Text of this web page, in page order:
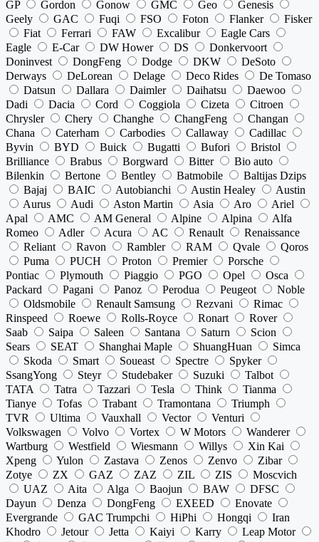
GP
Gordon Gonow GMC Geo
Genesis
Geely
GAC Fuqi FSO Foton Flanker
Fisker
Fiat
Ferrari FAW Excalibur
Eagle Cars
Eagle
E-Car DW Hower DS
Donkervoort
Doninvest
DongFeng Dodge DKW
DeSoto
Derways
DeLorean Delage Deco Rides
De Tomaso
Datsun
Dallara Daimler Daihatsu
Daewoo
Dadi
Dacia Cord Coggiola Cizeta
Citroen
Chrysler
Chery Changhe ChangFeng
Changan
Chana
Caterham Carbodies Callaway
Cadillac
Byvin
BYD Buick Bugatti Bufori
Bristol
Brilliance
Brabus Borgward Bitter
Bio auto
Bilenkin
Bertone Bentley Batmobile
Baltijas Dzips
Bajaj
BAIC Autobianchi Austin Healey
Austin
Aurus
Audi Aston Martin Asia Aro
Ariel
Apal
AMC AM General Alpine Alpina
Alfa
Romeo
Adler Acura AC Renault
Renaissance
Reliant
Ravon Rambler RAM Qvale
Qoros
Puma
PUCH Proton Premier
Porsche
Pontiac
Plymouth Piaggio PGO Opel
Osca
Packard
Pagani Panoz Perodua Peugeot
Noble
Oldsmobile
Renault Samsung Rezvani
Rimac
Rinspeed
Roewe Rolls-Royce Ronart
Rover
Saab
Saipa Saleen Santana Saturn
Scion
Sears
SEAT Shanghai Maple ShuangHuan
Simca
Skoda
Smart Soueast Spectre
Spyker
SsangYong
Steyr Studebaker Suzuki
Talbot
TATA
Tatra Tazzari Tesla Think
Tianma
Tianye
Tofas Trabant Tramontana
Triumph
TVR
Ultima Vauxhall Vector
Venturi
Volkswagen
Volvo Vortex W Motors
Wanderer
Wartburg
Westfield Wiesmann Willys
Xin Kai
Xpeng
Yulon Zastava Zenos Zenvo
Zibar
Zotye
ZX GAZ ZAZ ZIL ZIS
Moscvich
UAZ
Aita Alga Baojun BAW
DFSC
Dayun
Denza DongFeng EXEED
Enovate
Evergrande
GAC Trumpchi HiPhi Hongqi
Iran
Khodro
Jetour Jetta Kaiyi Karry
Leap Motor